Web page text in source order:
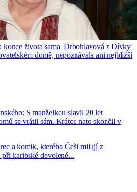
konce života sama. Drbohlavová z Dívky
domě, nepoznávala ani nejbližší
S manželkou slavil 20 let
se vrátil sám. Krátce nato skončil v
a komik, kterého Češi milují z
při karibské dovolené...